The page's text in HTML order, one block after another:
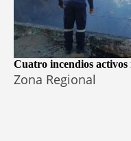
Cuatro incendios
Zona Regional